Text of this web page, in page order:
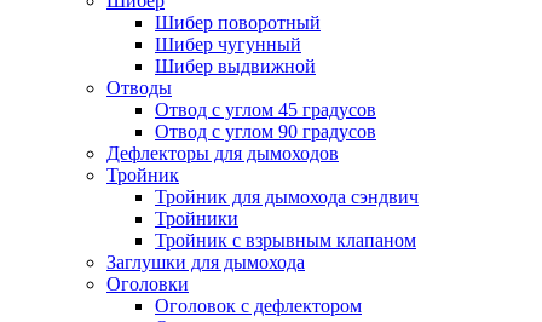
Шибер поворотный
Шибер чугунный
Шибер выдвижной
Отводы
Отвод с углом 45 градусов
Отвод с углом 90 градусов
Дефлекторы для дымоходов
Тройник
Тройник для дымохода сэндвич
Тройники
Тройник с взрывным клапаном
Заглушки для дымохода
Оголовки
Оголовок с дефлектором